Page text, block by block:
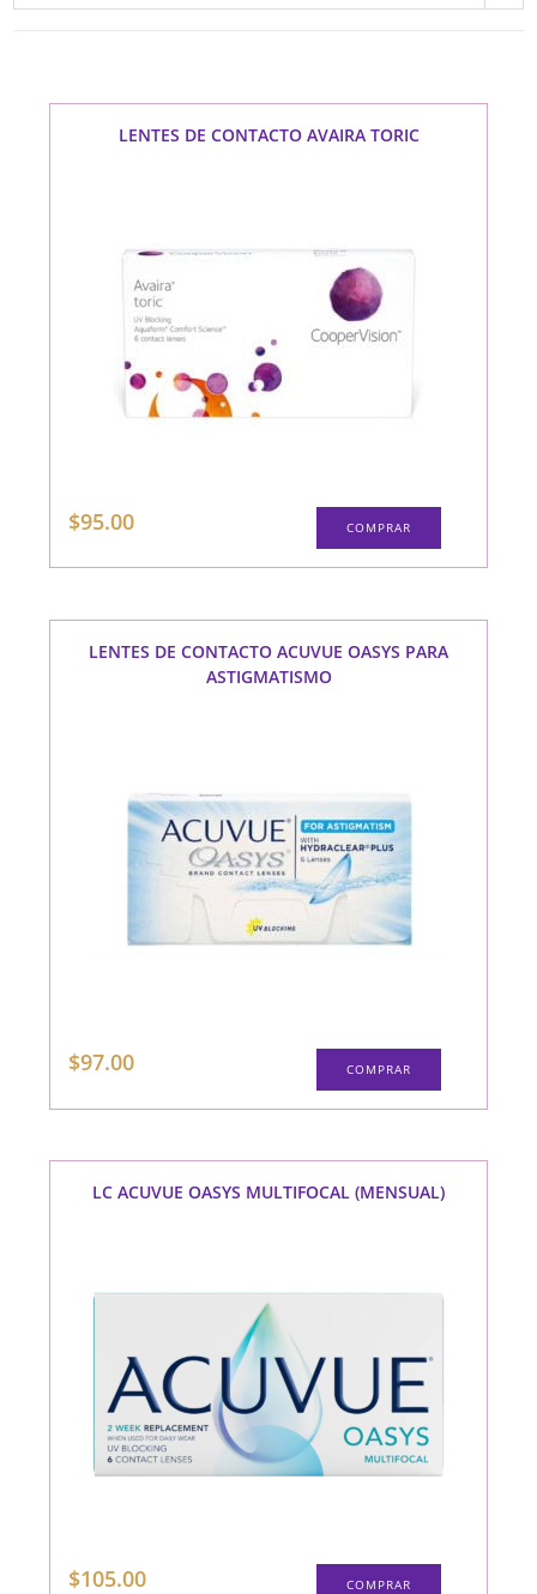
LENTES DE CONTACTO AVAIRA TORIC
$95.00 COMPRAR
LENTES DE CONTACTO ACUVUE OASYS PARA
ASTIGMATISMO
$97.00 COMPRAR
LC ACUVUE OASYS MULTIFOCAL (MENSUAL)
$105.00 COMPRAR